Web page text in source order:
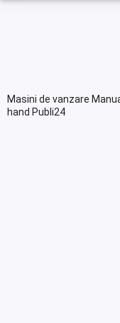
Masini de vanzare
hand Publi24